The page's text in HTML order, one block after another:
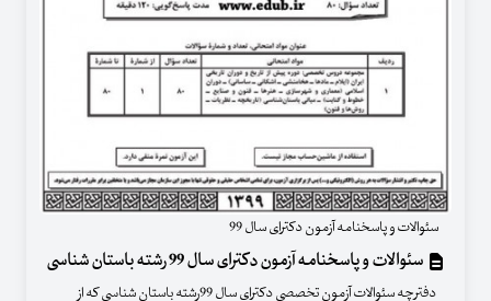
سئوالات و پاسخنامه آزمون دکترای سال 99
سئوالات و پاسخنامه آزمون دکترای سال 99 رشته باستان شناسی
دفترچه سئوالات آزمون تخصصی دکترای سال 99رشته باستان شناسی که از